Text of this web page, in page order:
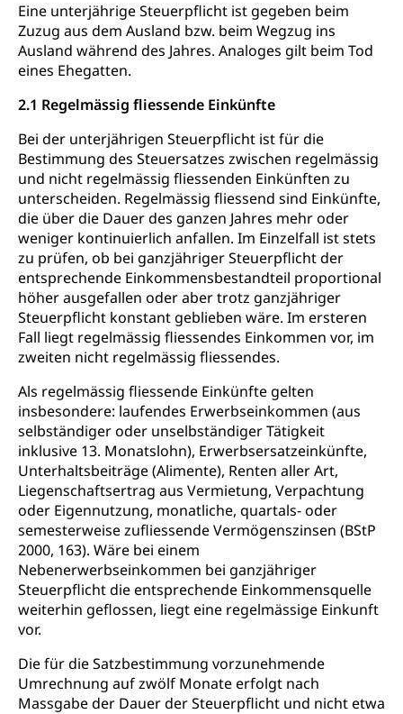
Eine unterjährige Steuerpflicht ist gegeben beim
Zuzug aus dem Ausland bzw. beim Wegzug ins
Ausland während des Jahres. Analoges gilt beim Tod
eines Ehegatten.
2.1 Regelmässig fliessende Einkünfte
Bei der unterjährigen Steuerpflicht ist für die
Bestimmung des Steuersatzes zwischen regelmässig
und nicht regelmässig fliessenden Einkünften zu
unterscheiden. Regelmässig fliessend sind Einkünfte,
die über die Dauer des ganzen Jahres mehr oder
weniger kontinuierlich anfallen. Im Einzelfall ist stets
zu prüfen, ob bei ganzjähriger Steuerpflicht der
entsprechende Einkommensbestandteil proportional
höher ausgefallen oder aber trotz ganzjähriger
Steuerpflicht konstant geblieben wäre. Im ersteren
Fall liegt regelmässig fliessendes Einkommen vor, im
zweiten nicht regelmässig fliessendes.
Als regelmässig fliessende Einkünfte gelten
insbesondere: laufendes Erwerbseinkommen (aus
selbständiger oder unselbständiger Tätigkeit
inklusive 13. Monatslohn), Erwerbsersatzeinkünfte,
Unterhaltsbeiträge (Alimente), Renten aller Art,
Liegenschaftsertrag aus Vermietung, Verpachtung
oder Eigennutzung, monatliche, quartals- oder
semesterweise zufliessende Vermögenszinsen (BStP
2000, 163). Wäre bei einem
Nebenerwerbseinkommen bei ganzjähriger
Steuerpflicht die entsprechende Einkommensquelle
weiterhin geflossen, liegt eine regelmässige Einkunft
vor.
Die für die Satzbestimmung vorzunehmende
Umrechnung auf zwölf Monate erfolgt nach
Massgabe der Dauer der Steuerpflicht und nicht etwa